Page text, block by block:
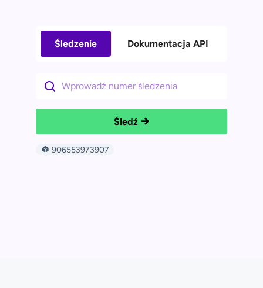
Śledzenie Dokumentacja API
Śledź
906553973907